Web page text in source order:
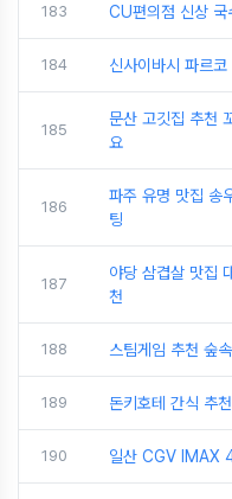
183 CU편의점 신상 국
184 신사이바시 파르
185
문산 고깃집 추천
요
186
파주 유명 맛집 송
팅
187
야당 삼겹살 맛집
천
188 스팀게임 추천 숲
189 돈키호테 간식 추
190 일산 CGV IMAX